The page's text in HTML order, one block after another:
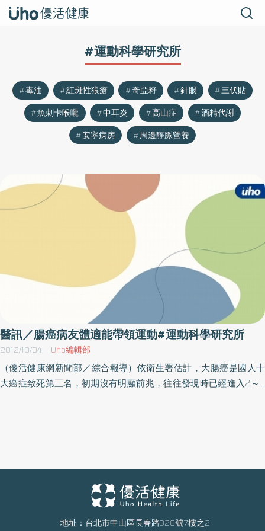
#運動科學研究所
毒油 紅斑性狼瘡 奇亞籽 針眼
三伏貼
魚刺卡喉嚨
中耳炎 高山症
酒精代謝
安寧病房
周邊靜脈營養
醫訊／腸癌病友體適能帶領運動#運動科學研究所
2012/10/04 Uho編輯部
（優活健康網新聞部／綜合報導）依衛生署估計，大腸癌是國人十
大癌症致死第三名，初期沒有明顯前兆，往往發現時已經進入2～3
團體－向陽屋之活動時間：101年10月4日～11月8日 週四上午10：
00～11：30地點：亞東醫院14樓員工休閒中心（新北市板橋區南雅
南路二段21號14樓）洽詢：02-7728-2176
地址：台北市中山區長春路328號7樓之2